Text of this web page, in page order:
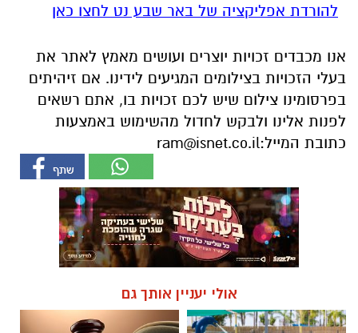
להורדת אפליקציה של באר שבע נט לחצו כאן
אנו מכבדים זכויות יוצרים ועושים מאמץ לאתר את
בעלי הזכויות בצילומים המגיעים לידינו. אם זיהיתים
בפרסומינו צילום שיש לכם זכויות בו, אתם רשאים
לפנות אלינו ולבקש לחדול מהשימוש באמצעות
כתובת המייל:ram@isnet.co.il
אולי יעניין אותך גם